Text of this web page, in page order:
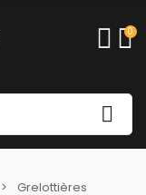
0
Grelottières